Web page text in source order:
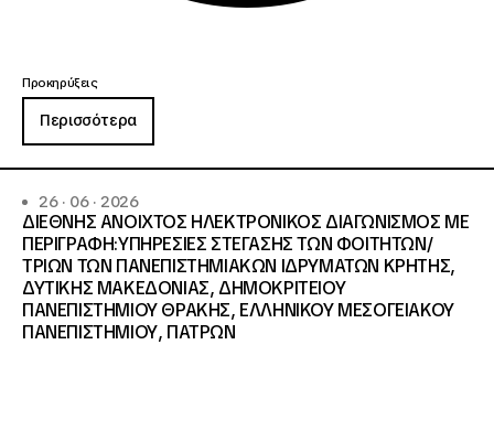
Προκηρύξεις
Περισσότερα
26 · 06 · 2026
ΔΙΕΘΝΗΣ ΑΝΟΙΧΤΟΣ ΗΛΕΚΤΡΟΝΙΚΟΣ ΔΙΑΓΩΝΙΣΜΟΣ ΜΕ
ΠΕΡΙΓΡΑΦΗ:ΥΠΗΡΕΣΙΕΣ ΣΤΕΓΑΣΗΣ ΤΩΝ ΦΟΙΤΗΤΩΝ/
ΤΡΙΩΝ ΤΩΝ ΠΑΝΕΠΙΣΤΗΜΙΑΚΩΝ ΙΔΡΥΜΑΤΩΝ KΡΗΤΗΣ,
ΔΥΤΙΚΗΣ ΜΑΚΕΔΟΝΙΑΣ, ΔΗΜΟΚΡΙΤΕΙΟΥ
ΠΑΝΕΠΙΣΤΗΜΙΟΥ ΘΡΑΚΗΣ, ΕΛΛΗΝΙΚΟΥ ΜΕΣΟΓΕΙΑΚΟΥ
ΠΑΝΕΠΙΣΤΗΜΙΟΥ, ΠΑΤΡΩΝ